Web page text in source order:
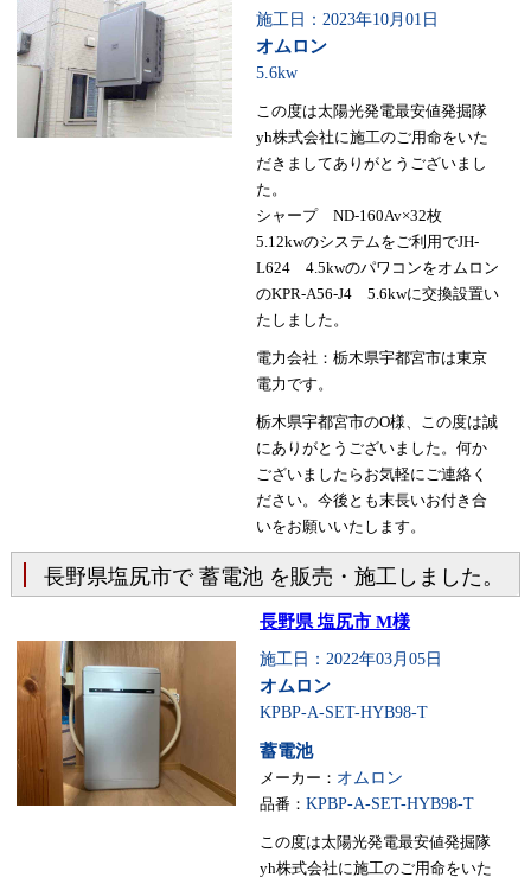
施工日：2023年10月01日
オムロン
5.6kw
この度は太陽光発電最安値発掘隊
yh株式会社に施工のご用命をいた
だきましてありがとうございまし
た。
シャープ ND-160Av×32枚
5.12kwのシステムをご利用でJH-
L624 4.5kwのパワコンをオムロン
のKPR-A56-J4 5.6kwに交換設置い
たしました。
電力会社：栃木県宇都宮市は東京
電力です。
栃木県宇都宮市のO様、この度は誠
にありがとうございました。何か
ございましたらお気軽にご連絡く
ださい。今後とも末長いお付き合
いをお願いいたします。
長野県塩尻市で 蓄電池 を販売・施工しました。
長野県 塩尻市 M様
施工日：2022年03月05日
オムロン
KPBP-A-SET-HYB98-T
蓄電池
メーカー： オムロン
品番： KPBP-A-SET-HYB98-T
この度は太陽光発電最安値発掘隊
yh株式会社に施工のご用命をいた